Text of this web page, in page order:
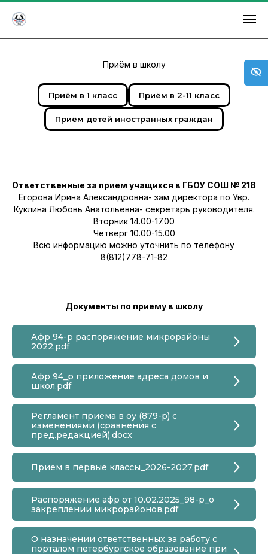
Приём в школу
Приём в 1 класс Приём в 2-11 класс
Приём детей иностранных граждан
Ответственные за прием учащихся в ГБОУ СОШ № 218
Егорова Ирина Александровна- зам директора по Увр.
Куклина Любовь Анатольевна- секретарь руководителя.
Вторник 14.00-17.00
Четверг 10.00-15.00
Всю информацию можно уточнить по телефону
8(812)778-71-82
Документы по приему в школу
Афр 94-р распоряжение микрорайоны
2022.pdf
Афр 94_р приложение адреса домов и
школ.pdf
Регламент приема в оу (879-р) с
изменениями (сравнения с
пред.редакцией).docx
Прием в первые классы_2026-2027.pdf
Распоряжение афр от 10.02.2025_98-р_о
закреплении микрорайонов.pdf
О назначении ответственных за работу с
порталом петербургское образование при